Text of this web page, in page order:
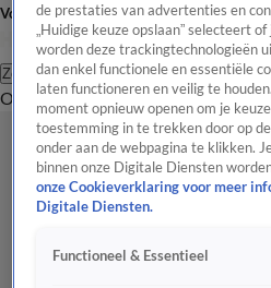
Volg Hart van Nederland
Zoeken
OverzichtRegioUitzendingenWeer
de prestaties van advertenties en
„Huidige keuze opslaan” selecteert
worden deze trackingtechnologieën
dan enkel functionele en essentiële
laten functioneren en veilig te
moment opnieuw openen om je
toestemming in te trekken door op
onder aan de webpagina te klikken.
binnen onze Digitale Diensten
onze Cookieverklaring voor meer
Digitale Diensten.
Functioneel & Essentieel